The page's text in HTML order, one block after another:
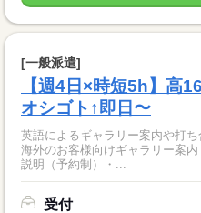
[一般派遣]
【週4日×時短5h】高
オシゴト↑即日〜
英語によるギャラリー案内や打ち
海外のお客様向けギャラリー案
説明（予約制）・...
受付